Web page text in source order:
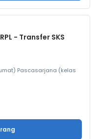
- Transfer SKS
Pascasarjana (kelas